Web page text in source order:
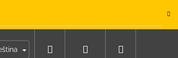
Hledat Přihlášení